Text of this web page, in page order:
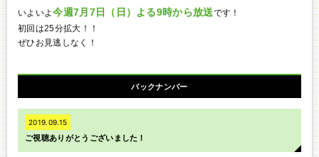
いよいよ今週7月7日（日）よる9時から放送です！
初回は25分拡大！！
ぜひお見逃しなく！
バックナンバー
2019.09.15
ご視聴ありがとうございました！